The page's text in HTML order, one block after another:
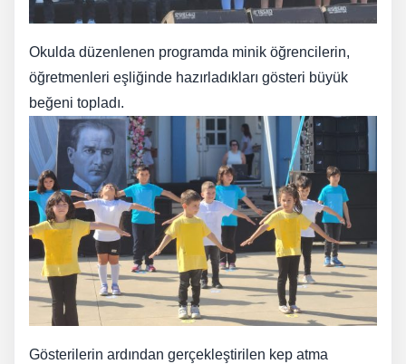
Okulda düzenlenen programda minik öğrencilerin,
öğretmenleri eşliğinde hazırladıkları gösteri büyük
beğeni topladı.
Gösterilerin ardından gerçekleştirilen kep atma